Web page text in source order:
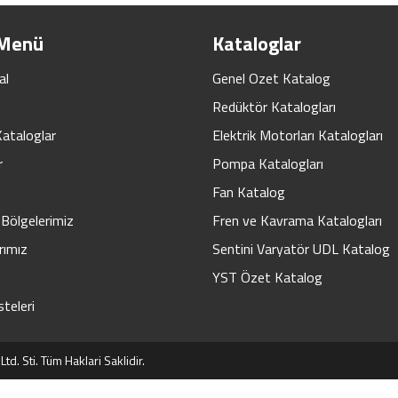
Kataloglar
Genel Ozet Katalog
Redüktör Katalogları
Elektrik Motorları Katalogları
Pompa Katalogları
Fan Katalog
Fren ve Kavrama Katalogları
Sentini Varyatör UDL Katalog
YST Özet Katalog
Sti. Tüm Haklari Saklidir.